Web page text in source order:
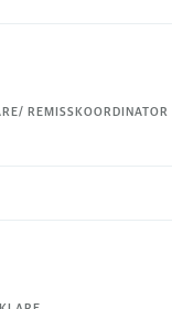
REMISSKOORDINATOR